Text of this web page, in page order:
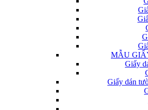
MẪU
Giấy
Giấy dán